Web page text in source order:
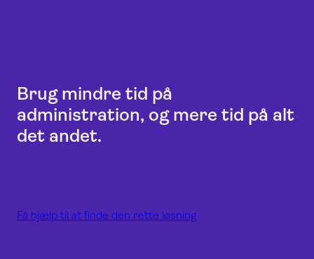
Brug mindre tid på
administration, og mere tid på alt
det andet.
Få hjælp til at finde den rette løsning